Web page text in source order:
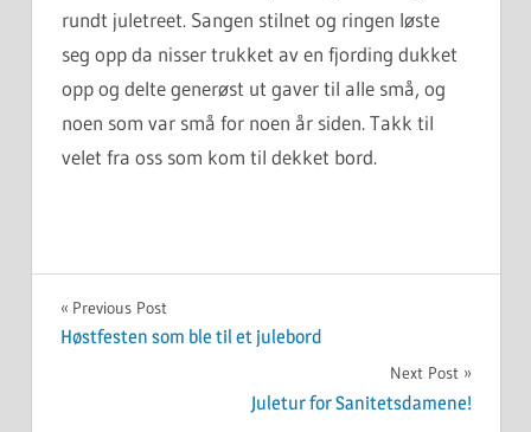
rundt juletreet. Sangen stilnet og ringen løste
seg opp da nisser trukket av en fjording dukket
opp og delte generøst ut gaver til alle små, og
noen som var små for noen år siden. Takk til
velet fra oss som kom til dekket bord.
UKATEGORISERT
Innleggsnavigasjon
Previous Post
Høstfesten som ble til et julebord
Next Post
Juletur for Sanitetsdamene!